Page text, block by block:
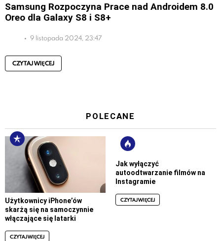
Samsung Rozpoczyna Prace nad Androidem 8.0
Oreo dla Galaxy S8 i S8+
9 listopada 2024, 23:47
CZYTAJ WIĘCEJ
POLECANE
Użytkownicy iPhone’ów
skarżą się na samoczynnie
włączające się latarki
CZYTAJ WIĘCEJ
Jak wyłączyć
autoodtwarzanie filmów na
Instagramie
CZYTAJ WIĘCEJ